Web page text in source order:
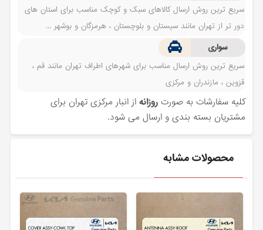
سریع ترین روش ارسال کالاهای سبک و کوچک مناسب برای استان های
دور تر از تهران مانند سیستان و بلوچستان ، هرمزگان و بوشهر ...
سواری
سریع ترین روش ارسال مناسب برای شهرهای اطراف تهران مانند قم ،
قزوین ، مازندران و مرکزی
کلیه سفارشات به صورتروزانه از انبار مرکزی تهران برای
مشتریان بسته بندی و ارسال می شود.
محصولات مشابه